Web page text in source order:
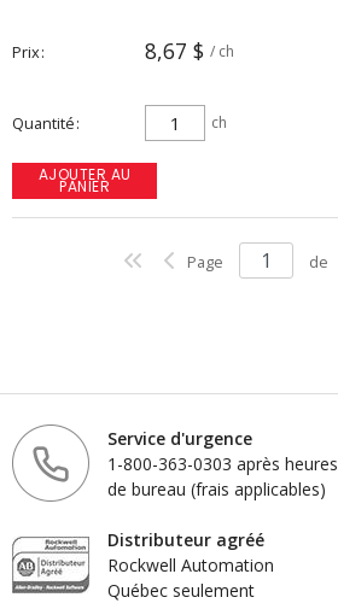
Prix 8,67 $ / ch
Quantité ch
AJOUTER AU
PANIER
Page de
Service d'urgence
1-800-363-0303 après heures
de bureau (frais applicables)
Distributeur agréé
Rockwell Automation
Québec seulement